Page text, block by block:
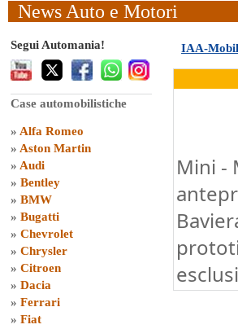
News Auto e Motori
Segui Automania!
Case automobilistiche
» Alfa Romeo
» Aston Martin
» Audi
» Bentley
» BMW
» Bugatti
» Chevrolet
» Chrysler
» Citroen
» Dacia
» Ferrari
» Fiat
IAA-
Mini -